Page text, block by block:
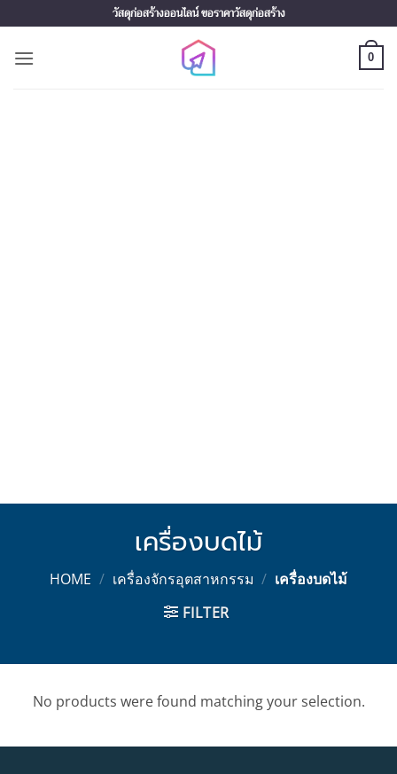
to
content
วัสดุก่อสร้างออนไลน์ ขอราคาวัสดุก่อสร้าง
0
เครื่องบดไม้
HOME / เครื่องจักรอุตสาหกรรม / เครื่องบดไม้
FILTER
No products were found matching your selection.